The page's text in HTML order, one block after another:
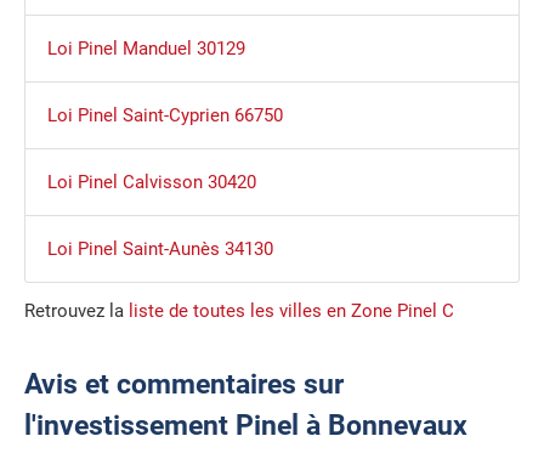
Loi Pinel Manduel 30129
Loi Pinel Saint-Cyprien 66750
Loi Pinel Calvisson 30420
Loi Pinel Saint-Aunès 34130
Retrouvez la liste de toutes les villes en Zone Pinel C
Avis et commentaires sur
l'investissement Pinel à Bonnevaux